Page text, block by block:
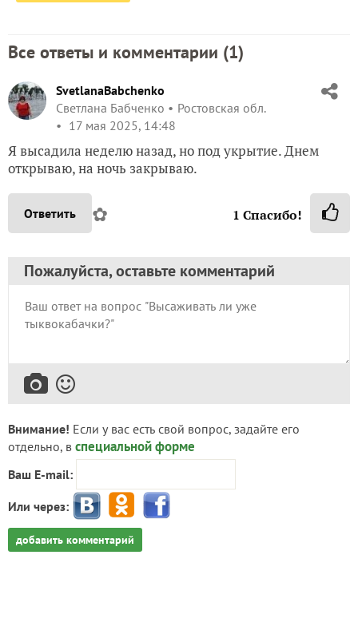
Все ответы и комментарии (1)
SvetlanaBabchenko
Светлана Бабченко
Ростовская обл.
17 мая 2025, 14:48
Я высадила неделю назад, но под укрытие. Днем
открываю, на ночь закрываю.
Ответить ✿ 1 Спасибо!
Пожалуйста, оставьте комментарий
Внимание! Если у вас есть свой вопрос, задайте его
отдельно, в специальной форме
Ваш E-mail:
Или через:
добавить комментарий